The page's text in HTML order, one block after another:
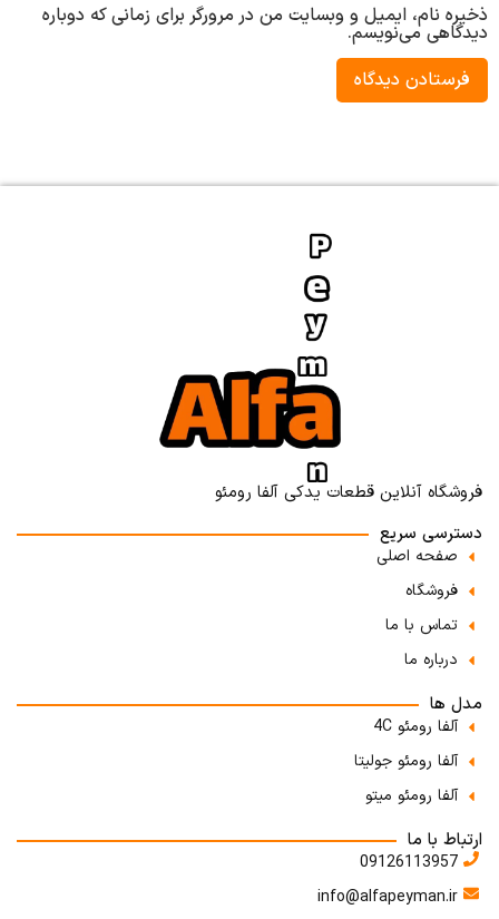
ذخیره نام، ایمیل و وبسایت من در مرورگر برای زمانی که دوباره
دیدگاهی می‌نویسم.
فروشگاه آنلاین قطعات یدکی آلفا رومئو
دسترسی سریع
صفحه اصلی
فروشگاه
تماس با ما
درباره ما
مدل ها
آلفا رومئو 4C
آلفا رومئو جولیتا
آلفا رومئو میتو
ارتباط با ما
09126113957
info@alfapeyman.ir